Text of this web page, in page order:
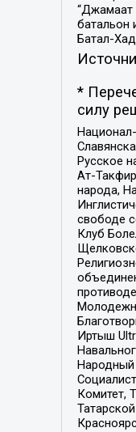
“Джамаат
батальон
Батал-
*
силу
Русское
Ат-
народа,
свободе
Клуб
Иртыш
Народный
Комитет,